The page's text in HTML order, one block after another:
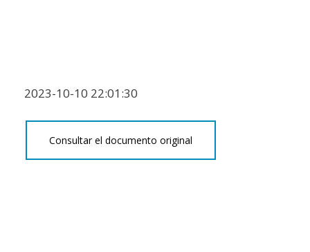
2023-10-10 22:01:30
Consultar el documento original